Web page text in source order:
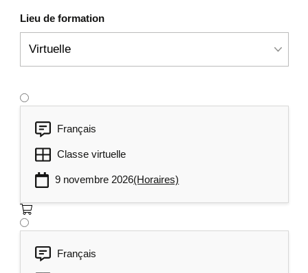
Lieu de formation
Français
Classe virtuelle
9 novembre 2026(Horaires)
Français